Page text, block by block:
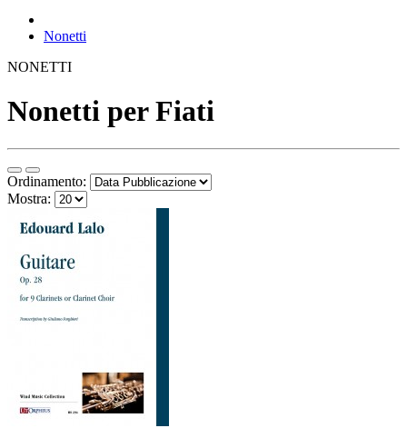
Nonetti
NONETTI
Nonetti per Fiati
Ordinamento:
Mostra: